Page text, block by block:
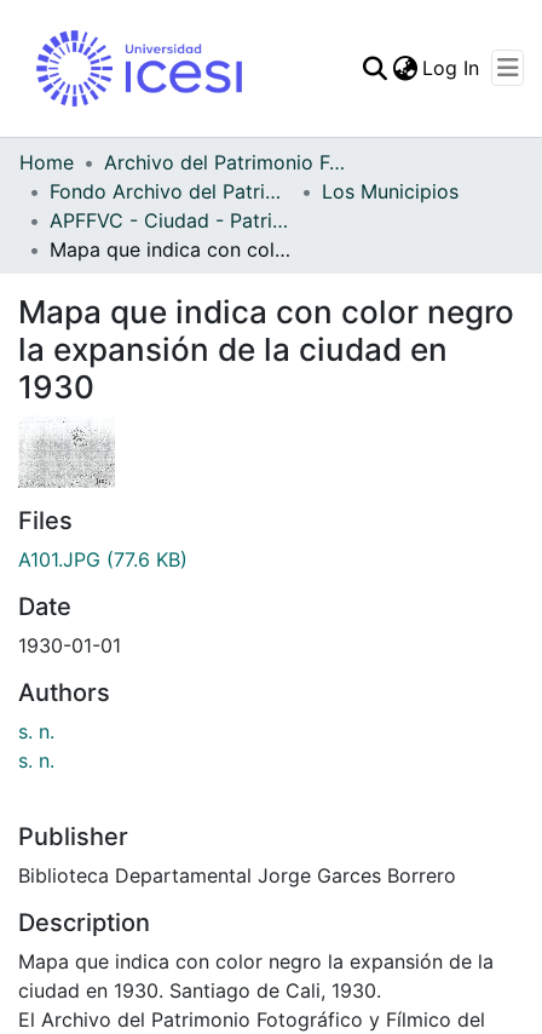
Statistics
Log In
Home
Archivo del Patrimonio Fotográfico y Fílmico del Valle del Cauca
Fondo Archivo del Patrimonio Fotográfico y Fílmico del Valle del Cauca
Los Municipios
APFFVC - Ciudad - Patrimonial
Mapa que indica con color negro la expansión de la ciudad en 1930
Mapa que indica con color negro
la expansión de la ciudad en
1930
Files
A101.JPG (77.6 KB)
Date
1930-01-01
Authors
s. n.
s. n.
Publisher
Biblioteca Departamental Jorge Garces Borrero
Description
Mapa que indica con color negro la expansión de la
ciudad en 1930. Santiago de Cali, 1930.
El Archivo del Patrimonio Fotográfico y Fílmico del